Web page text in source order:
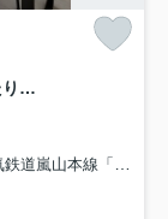
◆室内リフォーム済み◆４階角住戸で陽当たり・通風・眺望良好◆阪急「松尾大社」駅徒歩９分◆グレース嵐山
本線「有栖川」駅 徒歩18分